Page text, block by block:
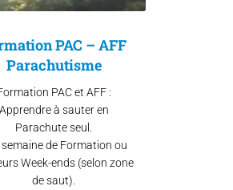
PAC – AFF
Parachutisme
PAC et AFF :
Apprendre à sauter en
Parachute seul.
semaine de Formation ou
Week-ends (selon zone
de saut).